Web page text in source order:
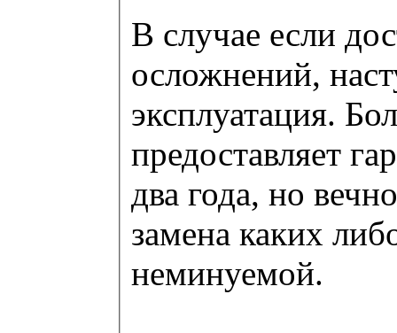
В случае если
осложнений,
эксплуатация.
предоставляет
два года, но
замена каких
неминуемой.